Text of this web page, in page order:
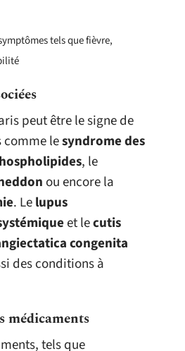
tels que fièvre,
peut être le signe de
comme lesyndrome des
, le
ou encore la
. Lelupus
et lecutis
congenita
des conditions à
médicaments
tels que